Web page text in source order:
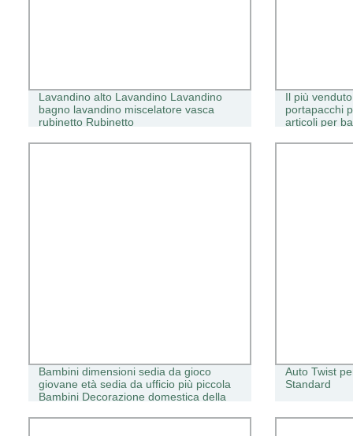
Lavandino alto Lavandino Lavandino
bagno lavandino miscelatore vasca
rubinetto Rubinetto
Il più
portapacchi
articoli per
Bambini dimensioni sedia da gioco
giovane età sedia da ufficio più piccola
Bambini Decorazione domestica della
Auto Twist
Standard